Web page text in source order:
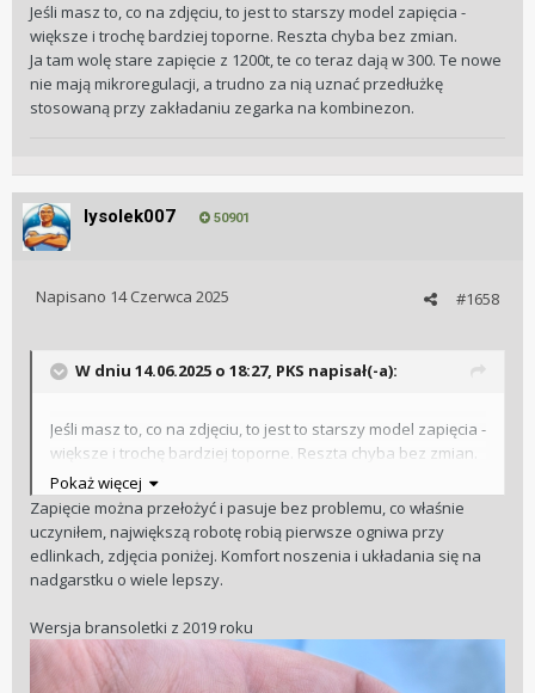
Jeśli masz to, co na zdjęciu, to jest to starszy model zapięcia -
większe i trochę bardziej toporne. Reszta chyba bez zmian.
Ja tam wolę stare zapięcie z 1200t, te co teraz dają w 300. Te nowe
nie mają mikroregulacji, a trudno za nią uznać przedłużkę
stosowaną przy zakładaniu zegarka na kombinezon.
lysolek007 50901
#1658
Napisano 14 Czerwca 2025
W dniu 14.06.2025 o 18:27, PKS napisał(-a):
Jeśli masz to, co na zdjęciu, to jest to starszy model zapięcia -
większe i trochę bardziej toporne. Reszta chyba bez zmian.
Ja tam wolę stare zapięcie z 1200t, te co teraz dają w 300. Te
nowe nie mają mikroregulacji, a trudno za nią uznać
przedłużkę stosowaną przy zakładaniu zegarka na
kombinezon.
Pokaż więcej
Zapięcie można przełożyć i pasuje bez problemu, co właśnie
uczyniłem, największą robotę robią pierwsze ogniwa przy
edlinkach, zdjęcia poniżej. Komfort noszenia i układania się na
nadgarstku o wiele lepszy.
Wersja bransoletki z 2019 roku